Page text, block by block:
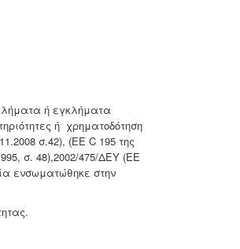
ή εγκλήματα
ή χρηματοδότηση
σ.42), (ΕΕ C 195 της
σ. 48),2002/475/ΔΕΥ (ΕΕ
ενσωματώθηκε στην